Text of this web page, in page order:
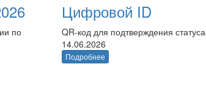
по
Цифровой ID
QR-код для подтверждения статуса
14.06.2026
Подробнее